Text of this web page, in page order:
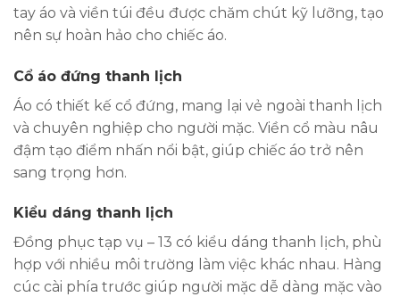
tay áo và viền túi đều được chăm chút kỹ lưỡng, tạo
nên sự hoàn hảo cho chiếc áo.
Cổ áo đứng thanh lịch
Áo có thiết kế cổ đứng, mang lại vẻ ngoài thanh lịch
và chuyên nghiệp cho người mặc. Viền cổ màu nâu
đậm tạo điểm nhấn nổi bật, giúp chiếc áo trở nên
sang trọng hơn.
Kiểu dáng thanh lịch
Đồng phục tạp vụ – 13 có kiểu dáng thanh lịch, phù
hợp với nhiều môi trường làm việc khác nhau. Hàng
cúc cài phía trước giúp người mặc dễ dàng mặc vào